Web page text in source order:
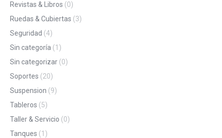
Revistas & Libros (0)
Ruedas & Cubiertas (3)
Seguridad (4)
Sin categoría (1)
Sin categorizar (0)
Soportes (20)
Suspension (9)
Tableros (5)
Taller & Servicio (0)
Tanques (1)